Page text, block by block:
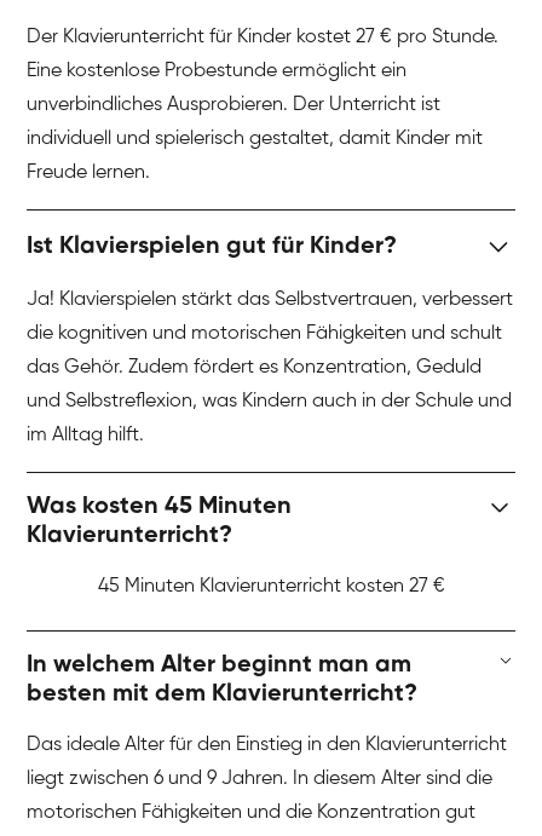
Der Klavierunterricht für Kinder kostet 27 € pro Stunde.
Eine kostenlose Probestunde ermöglicht ein
unverbindliches Ausprobieren. Der Unterricht ist
individuell und spielerisch gestaltet, damit Kinder mit
Freude lernen.
Ist Klavierspielen gut für Kinder?
Ja! Klavierspielen stärkt das Selbstvertrauen, verbessert
die kognitiven und motorischen Fähigkeiten und schult
das Gehör. Zudem fördert es Konzentration, Geduld
und Selbstreflexion, was Kindern auch in der Schule und
im Alltag hilft.
Was kosten 45 Minuten
Klavierunterricht?
45 Minuten Klavierunterricht kosten 27 €
In welchem Alter beginnt man am
besten mit dem Klavierunterricht?
Das ideale Alter für den Einstieg in den Klavierunterricht
liegt zwischen 6 und 9 Jahren. In diesem Alter sind die
motorischen Fähigkeiten und die Konzentration gut